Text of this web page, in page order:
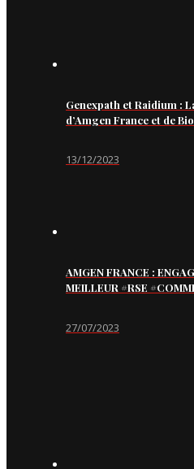
Genexpath et Raidium :
d’Amgen France et de
13/12/2023
AMGEN FRANCE :
MEILLEUR #RSE
27/07/2023